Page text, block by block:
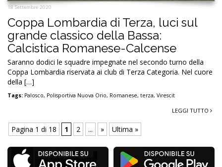
18 Settembre 2020
Coppa Lombardia di Terza, luci sul
grande classico della Bassa:
Calcistica Romanese-Calcense
Saranno dodici le squadre impegnate nel secondo turno della
Coppa Lombardia riservata ai club di Terza Categoria. Nel cuore
della […]
Tags: Palosco, Polisportiva Nuova Orio, Romanese, terza, Virescit
LEGGI TUTTO
Pagina 1 di 18 1 2 ... » Ultima »